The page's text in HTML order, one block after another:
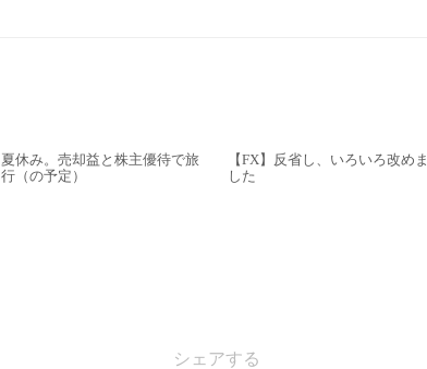
夏休み。売却益と株主優待で旅
行（の予定）
【FX】反省し、いろいろ改めま
した
シェアする